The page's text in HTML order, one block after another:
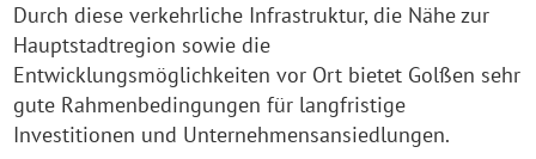
Durch diese verkehrliche Infrastruktur, die Nähe zur
Hauptstadtregion sowie die
Entwicklungsmöglichkeiten vor Ort bietet Golßen sehr
gute Rahmenbedingungen für langfristige
Investitionen und Unternehmensansiedlungen.